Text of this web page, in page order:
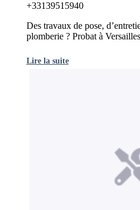
+33139515940
Des travaux de pose,
plomberie ? Probat à
Lire la suite